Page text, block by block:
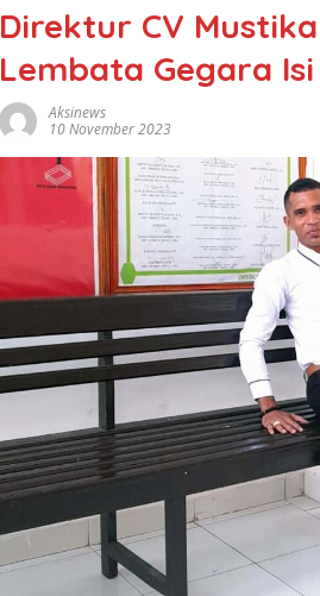
Direktur CV
Lembata Gegara
Aksinews
10 November 2023